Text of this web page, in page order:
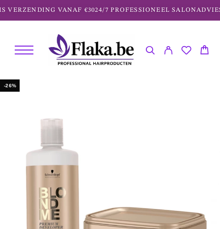
VERZENDING VANAF €3024/7 PROFESSIONEEL SALONADVIES
-26%